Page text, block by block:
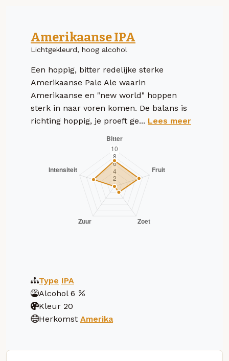
Amerikaanse IPA
Lichtgekleurd, hoog alcohol
Een hoppig, bitter redelijke sterke
Amerikaanse Pale Ale waarin
Amerikaanse en "new world" hoppen
sterk in naar voren komen. De balans is
richting hoppig, je proeft ge... Lees meer
Type IPA
Alcohol 6
Kleur 20
Herkomst Amerika